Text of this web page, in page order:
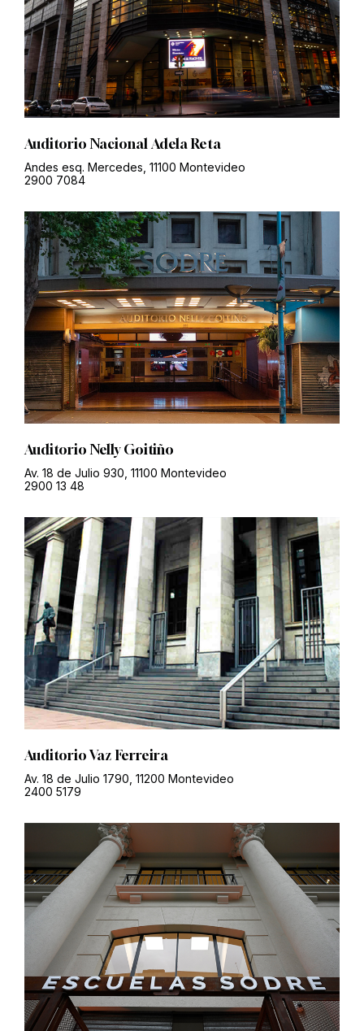
Auditorio Nacional Adela Reta
Andes esq. Mercedes, 11100 Montevideo
2900 7084
Auditorio Nelly Goitiño
Av. 18 de Julio 930, 11100 Montevideo
2900 13 48
Auditorio Vaz Ferreira
Av. 18 de Julio 1790, 11200 Montevideo
2400 5179